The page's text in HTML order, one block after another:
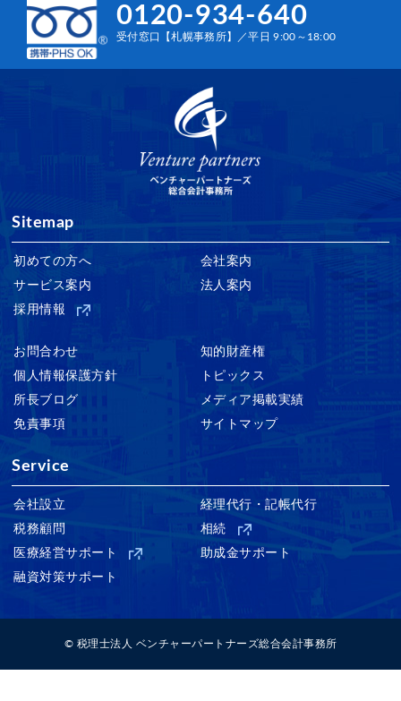
0120-934-640
受付窓口【札幌事務所】／平日 9:00～18:00
Sitemap
初めての方へ
会社案内
サービス案内
法人案内
採用情報
お問合わせ
知的財産権
個人情報保護方針
トピックス
所長ブログ
メディア掲載実績
免責事項
サイトマップ
Service
会社設立
経理代行・記帳代行
税務顧問
相続
医療経営サポート
助成金サポート
融資対策サポート
© 税理士法人 ベンチャーパートナーズ総合会計事務所